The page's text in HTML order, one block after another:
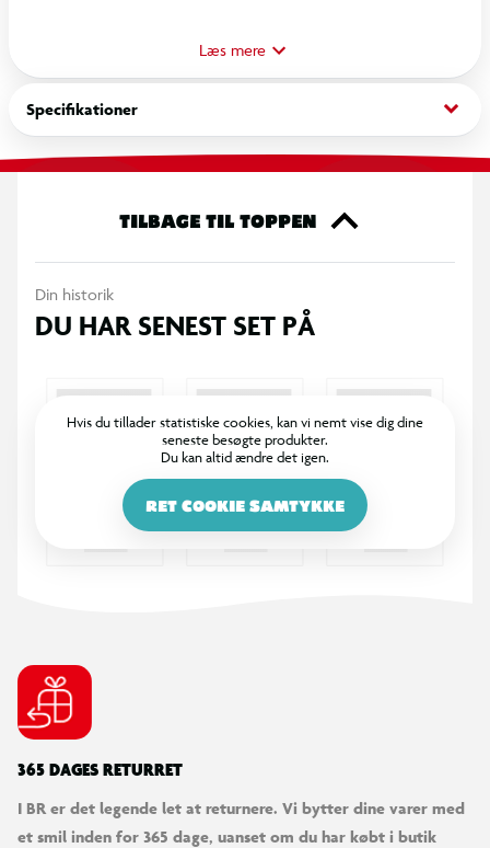
opbygge din egen Tandløs-samling med disse dragefigurer i
forskellige stilarter! Start dine eventyr med perfekte
rollelegelegetøj til børn i alderen 5-7 år.
Uanset om det er fødselsdag, ferie eller en anden festlig
valg for unge fans, der vil inspireres til fantasifuld leg og
brætspil, figursæt og legesæt, vikingefigurer, bamser og plysdyr
(sælges hver for sig).
OBS! Varen er assorteret, og en bestemt variant kan ikke
garanteres.
Læs mere
Specifikationer keyboard_arrow_down
TILBAGE TIL TOPPEN
Din historik
DU HAR SENEST SET PÅ
Hvis du tillader statistiske cookies, kan vi nemt vise dig dine
seneste besøgte produkter.
Du kan altid ændre det igen.
RET COOKIE SAMTYKKE
365 DAGES RETURRET
I BR er det legende let at returnere. Vi bytter dine varer med
et smil inden for 365 dage, uanset om du har købt i butik